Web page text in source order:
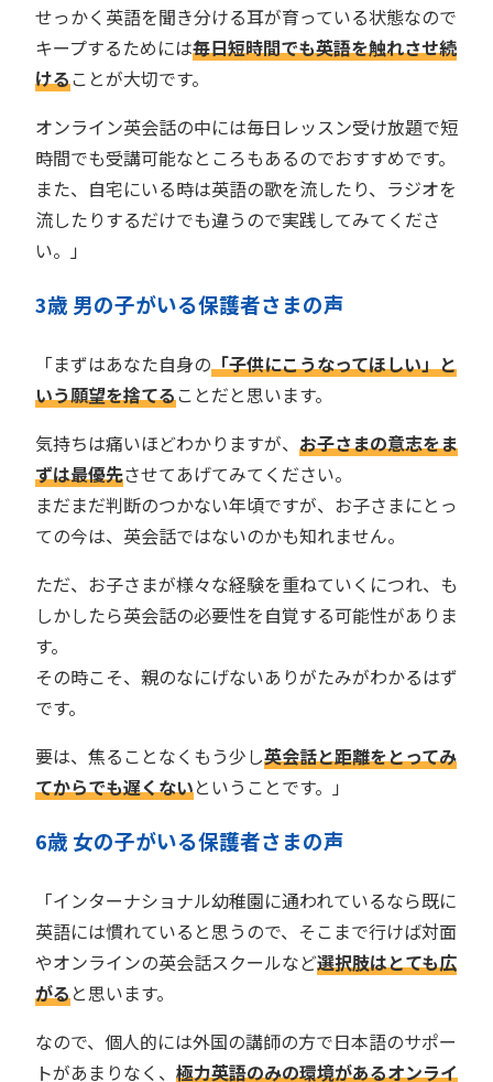
せっかく英語を聞き分ける耳が育っている状態なので
キープするためには毎日短時間でも英語を触れさせ続
けることが大切です。
オンライン英会話の中には毎日レッスン受け放題で短
時間でも受講可能なところもあるのでおすすめです。
また、自宅にいる時は英語の歌を流したり、ラジオを
流したりするだけでも違うので実践してみてくださ
い。」
3歳 男の子がいる保護者さまの声
「まずはあなた自身の「子供にこうなってほしい」と
いう願望を捨てることだと思います。
気持ちは痛いほどわかりますが、 お子さまの意志をま
ずは最優先させてあげてみてください。
まだまだ判断のつかない年頃ですが、お子さまにとっ
ての今は、英会話ではないのかも知れません。
ただ、お子さまが様々な経験を重ねていくにつれ、も
しかしたら英会話の必要性を自覚する可能性がありま
す。
その時こそ、親のなにげないありがたみがわかるはず
です。
要は、焦ることなくもう少し英会話と距離をとってみ
てからでも遅くないということです。」
6歳 女の子がいる保護者さまの声
「インターナショナル幼稚園に通われているなら既に
英語には慣れていると思うので、そこまで行けば対面
やオンラインの英会話スクールなど選択肢はとても広
がると思います。
なので、個人的には外国の講師の方で日本語のサポー
トがあまりなく、 極力英語のみの環境があるオンライ